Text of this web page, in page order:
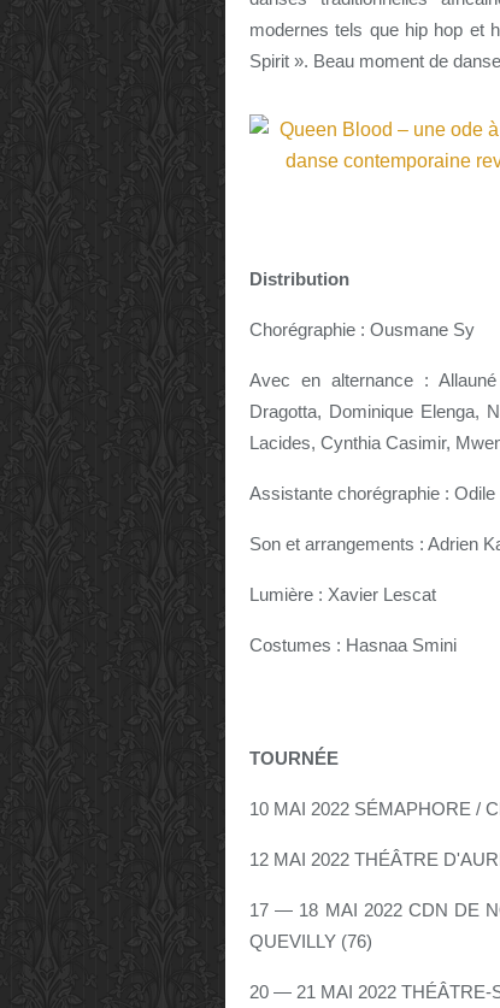
modernes tels que hip hop et
Spirit ». Beau moment de
Distribution
Chorégraphie : Ousmane Sy
Avec en alternance :
Dragotta, Dominique Elenga,
Lacides, Cynthia Casimir,
Assistante chorégraphie : Odile
Son et arrangements : Adrien
Lumière : Xavier Lescat
Costumes : Hasnaa Smini
TOURNÉE
10 MAI 2022 SÉMAPHORE /
12 MAI 2022 THÉÂTRE
17 — 18 MAI 2022 CDN DE
QUEVILLY (76)
20 — 21 MAI 2022 THÉÂTRE-